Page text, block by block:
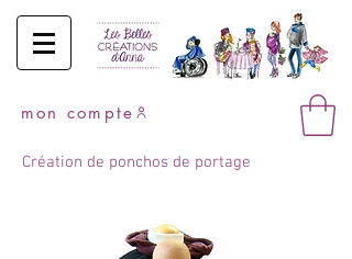
mon compte
Création de ponchos de portage